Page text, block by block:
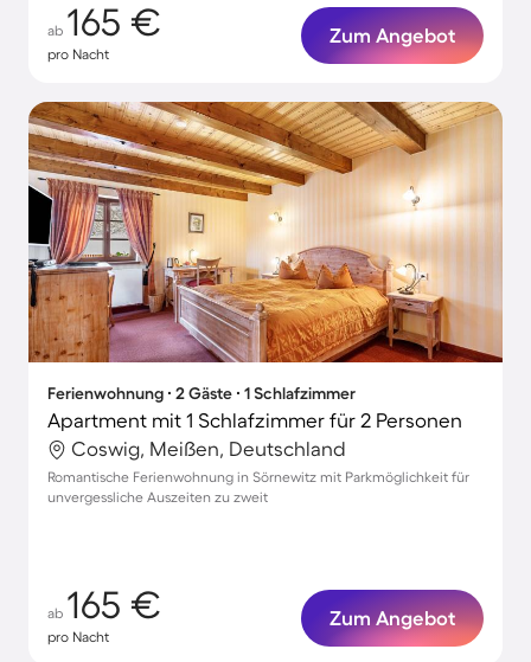
ab 165 €
pro Nacht
Zum Angebot
Ferienwohnung ∙ 2 Gäste ∙ 1 Schlafzimmer
Apartment mit 1 Schlafzimmer für 2 Personen
Coswig, Meißen, Deutschland
Romantische Ferienwohnung in Sörnewitz mit Parkmöglichkeit für
unvergessliche Auszeiten zu zweit
ab 165 €
pro Nacht
Zum Angebot